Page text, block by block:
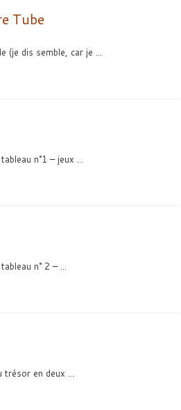
Tube
(je dis semble, car je ...
n°1 – jeux ...
n° 2 – ...
trésor en deux ...